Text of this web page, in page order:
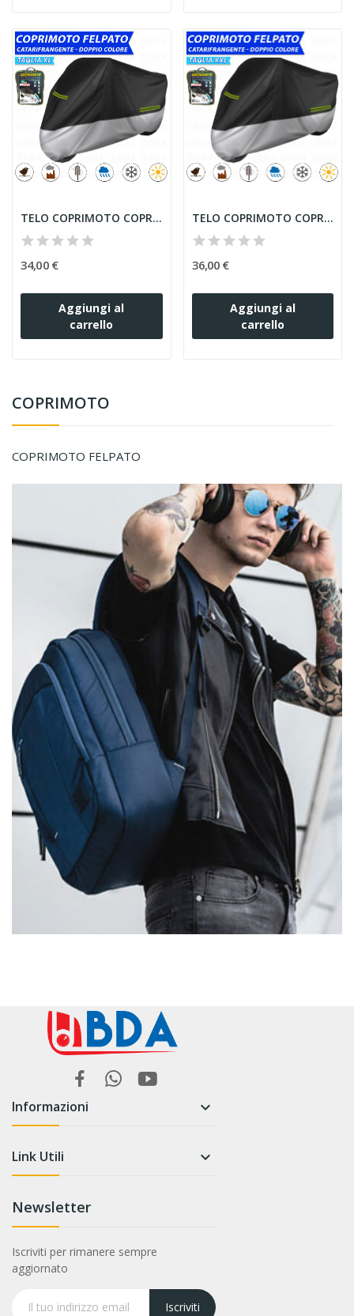
COPRIMOTO
COPRIMOTO FELPATO
TELO COPRIMOTO COPRIMOTO CATARIFRANGENTE...
34,00 €
Aggiungi al
carrello
TELO COPRIMOTO COPRIMOTO CATARIFRANGENTE...
36,00 €
Aggiungi al
carrello
Informazioni 
Link Utili 
Newsletter
Iscriviti per rimanere sempre
aggiornato
Iscriviti